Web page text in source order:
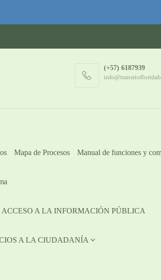
(+57) 6187939
Mapa de Procesos Manual de funciones y
A LA INFORMACIÓN PÚBLICA
A LA CIUDADANÍA